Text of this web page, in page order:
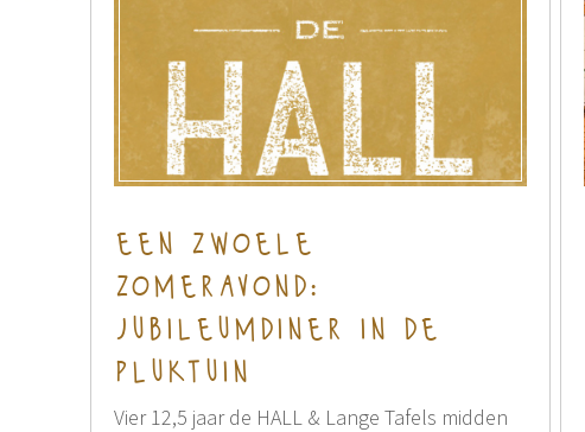
een zwoele
zomeravond:
jubileumdiner in de
pluktuin
Vier 12,5 jaar de HALL & Lange Tafels midden